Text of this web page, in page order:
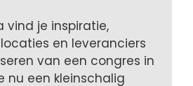
vind je inspiratie,
en leveranciers
van een congres in
nu een kleinschalig